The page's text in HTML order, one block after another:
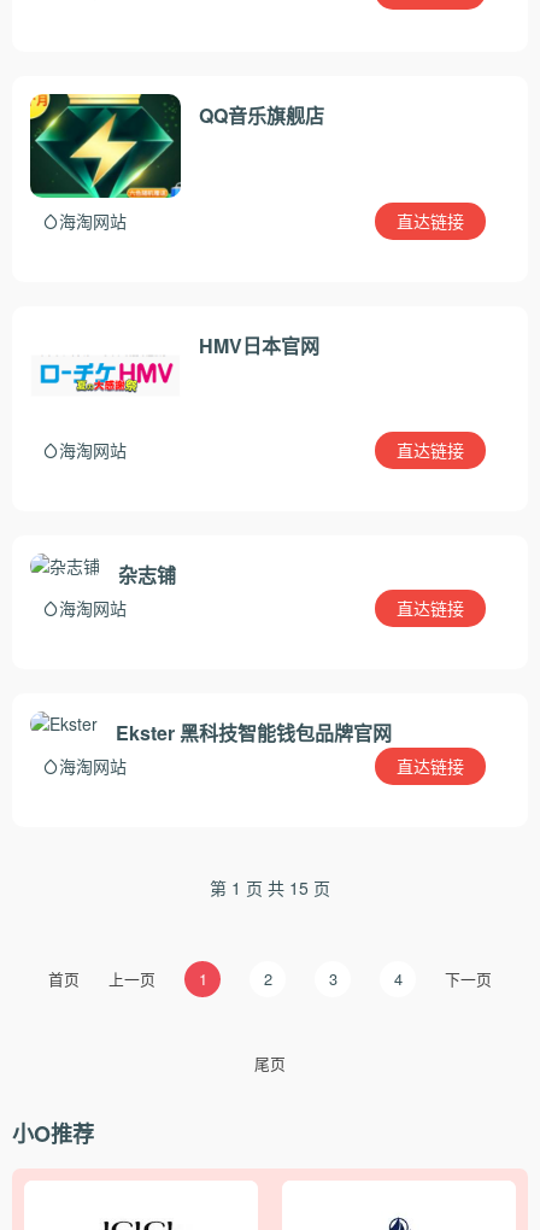
QQ音乐旗舰店
海淘网站 直达链接
HMV日本官网
海淘网站 直达链接
杂志铺
海淘网站 直达链接
Ekster 黑科技智能钱包品牌官网
海淘网站 直达链接
第 1 页 共 15 页
首页 上一页 1 2 3 4 下一页
尾页
小O推荐